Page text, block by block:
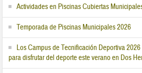
Actividades en Piscinas Cubiertas
Temporada de Piscinas Municipales 2026
Los Campus de Tecnificación Deportiva
para disfrutar del deporte este verano en Dos